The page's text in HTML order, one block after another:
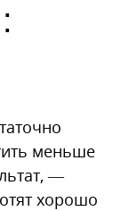
меньше
—
хорошо